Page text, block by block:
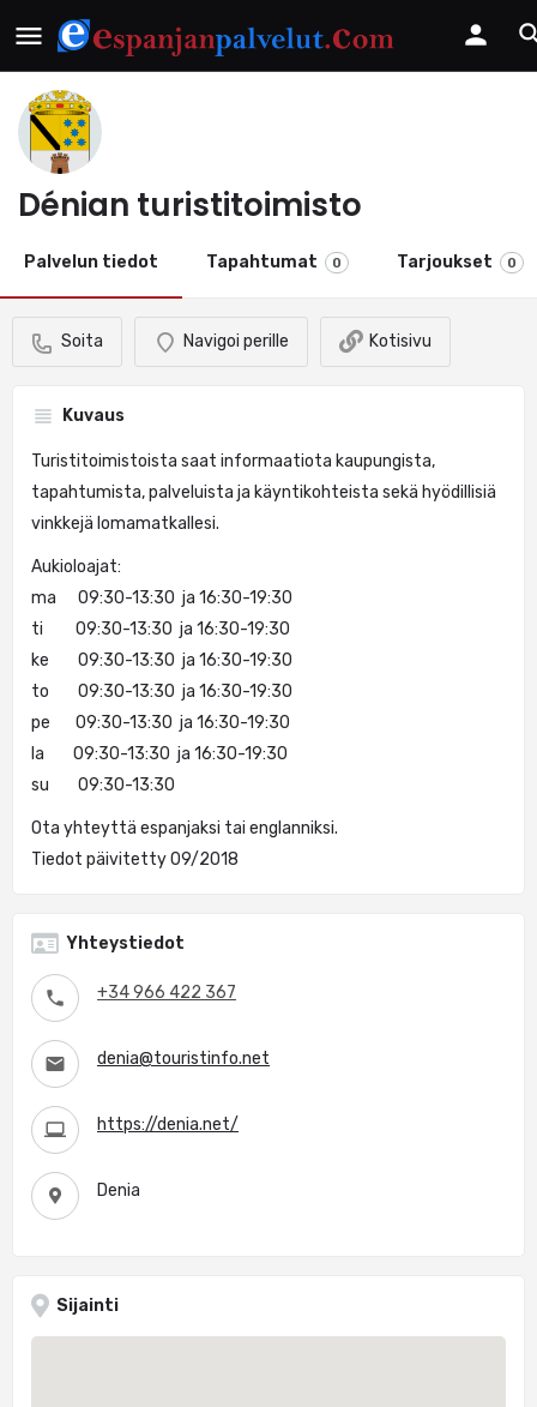
Dénian turistitoimisto
Palvelun tiedot Tapahtumat 0 Tarjoukset 0
Soita Navigoi perille Kotisivu
Kuvaus
Turistitoimistoista saat informaatiota kaupungista,
tapahtumista, palveluista ja käyntikohteista sekä hyödillisiä
vinkkejä lomamatkallesi.
Aukioloajat:
ma 09:30-13:30 ja 16:30-19:30
ti 09:30-13:30 ja 16:30-19:30
ke 09:30-13:30 ja 16:30-19:30
to 09:30-13:30 ja 16:30-19:30
pe 09:30-13:30 ja 16:30-19:30
la 09:30-13:30 ja 16:30-19:30
su 09:30-13:30
Ota yhteyttä espanjaksi tai englanniksi.
Tiedot päivitetty 09/2018
Yhteystiedot
+34 966 422 367
denia@touristinfo.net
https://denia.net/
Denia
Sijainti